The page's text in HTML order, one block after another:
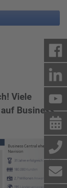
Viele
Business